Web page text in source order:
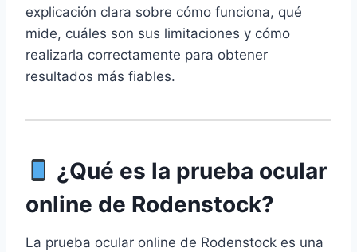
explicación clara sobre cómo funciona, qué
mide, cuáles son sus limitaciones y cómo
realizarla correctamente para obtener
resultados más fiables.
¿Qué es la prueba ocular
online de Rodenstock?
La prueba ocular online de Rodenstock es una